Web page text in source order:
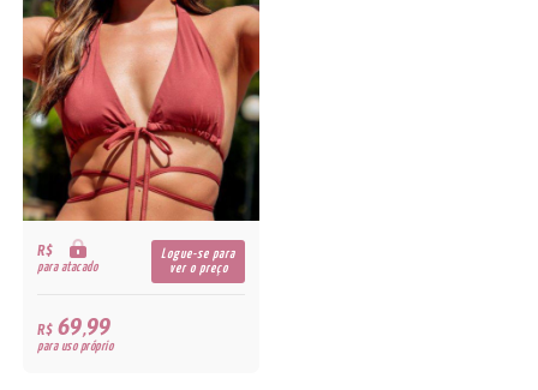
R$
para atacado
Logue-se para
ver o preço
R$69,99
para uso próprio